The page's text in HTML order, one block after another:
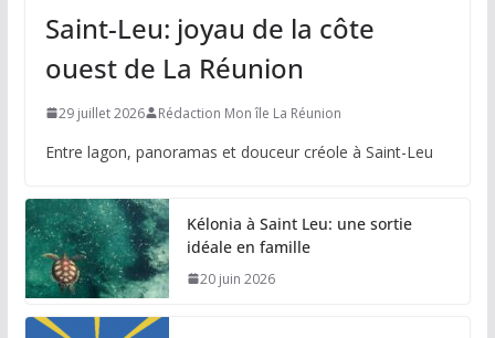
Saint-Leu: joyau de la côte
ouest de La Réunion
29 juillet 2026 Rédaction Mon île La Réunion
Entre lagon, panoramas et douceur créole à Saint-Leu
Kélonia à Saint Leu: une sortie
idéale en famille
20 juin 2026